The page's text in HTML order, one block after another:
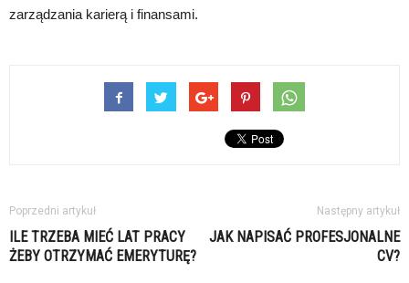
zarządzania karierą i finansami.
Poprzedni artykuł
ILE TRZEBA MIEĆ LAT PRACY
ŻEBY OTRZYMAĆ EMERYTURĘ?
Następny artykuł
JAK NAPISAĆ PROFESJONALNE
CV?